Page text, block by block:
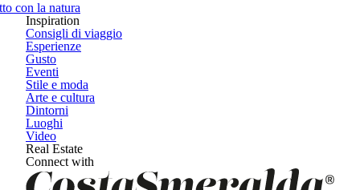
con la natura
Inspiration
Consigli di viaggio
Esperienze
Gusto
Eventi
Stile e moda
Arte e cultura
Dintorni
Luoghi
Video
Real Estate
Connect with